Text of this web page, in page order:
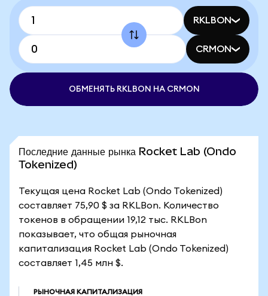
RKLBON
CRMON
ОБМЕНЯТЬ RKLBON НА CRMON
Последние данные рынка Rocket Lab (Ondo
Tokenized)
Текущая цена Rocket Lab (Ondo Tokenized)
составляет 75,90 $ за RKLBon. Количество
токенов в обращении 19,12 тыс. RKLBon
показывает, что общая рыночная
капитализация Rocket Lab (Ondo Tokenized)
составляет 1,45 млн $.
РЫНОЧНАЯ КАПИТАЛИЗАЦИЯ